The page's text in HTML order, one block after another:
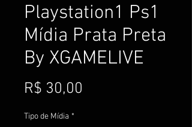
Playstation1 Ps1
Mídia Prata Preta
By XGAMELIVE
R$ 30,00
Tipo de Mídia *